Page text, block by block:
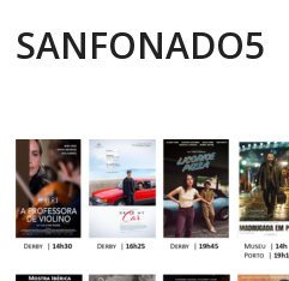
SANFONADO5